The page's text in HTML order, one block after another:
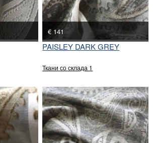
€ 141
PAISLEY DARK GREY
Ткани со склада 1